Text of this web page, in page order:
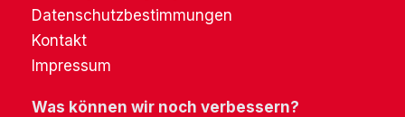
Datenschutzbestimmungen
Kontakt
Impressum
Was können wir noch verbessern?